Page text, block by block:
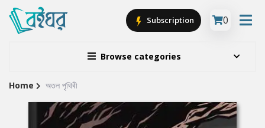
Browse categories
Subscription 0
Site
Breadcrumb
Home অতল পৃথিবী